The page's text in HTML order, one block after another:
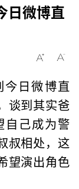
日微博直
日微博直
谈到其实爸
自己成为警
叔相处，这
望演出角色